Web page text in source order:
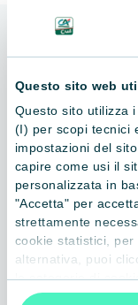
Questo sito web
Questo sito utilizza
(I) per scopi tecnici
impostazioni del
capire come usi il
personalizzata in
"Accetta" per
strettamente
cookie statistici,
alternativa, puoi
le categorie di
“X” le